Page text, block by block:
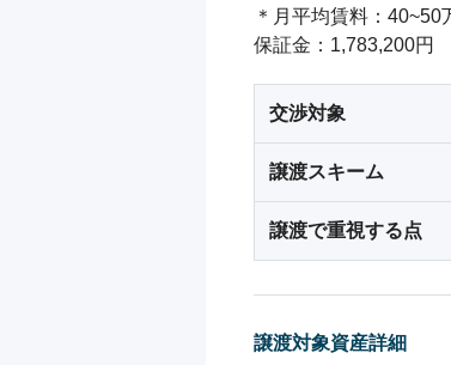
＊月平均賃料：
保証金：1,783,200円
交渉対象
譲渡スキーム
譲渡で重視する点
譲渡対象資産詳細